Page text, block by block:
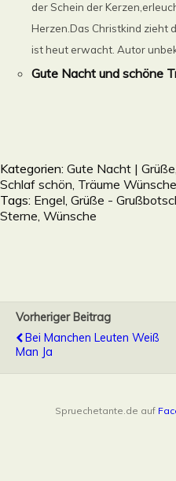
der Schein der
Herzen.Das Christkind zieht
ist heut erwacht. Autor
Gute Nacht und schöne
Kategorien: Gute Nacht |
Schlaf schön, Träume Wünsche
Tags: Engel Grüße -
Sterne Wünsche
Vorheriger Beitrag
Bei Manchen Leuten Weiß
Man Ja
Spruechetante.de auf